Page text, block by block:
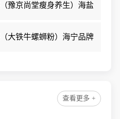
豫京尚堂瘦身养生）海盐
餐饮
大铁牛螺蛳粉）海宁品牌
查看更多 +